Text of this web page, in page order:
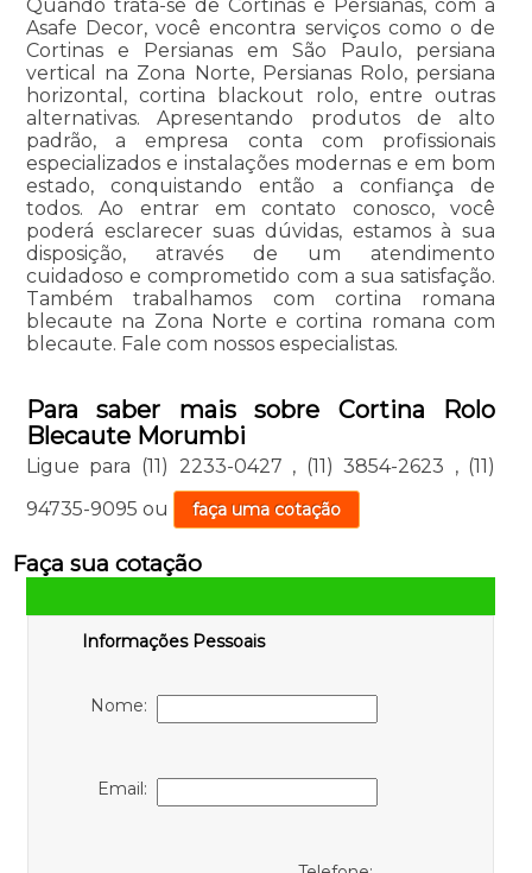
Quando trata-se de Cortinas e Persianas, com a
Asafe Decor, você encontra serviços como o de
Cortinas e Persianas em São Paulo, persiana
vertical na Zona Norte, Persianas Rolo, persiana
horizontal, cortina blackout rolo, entre outras
alternativas. Apresentando produtos de alto
padrão, a empresa conta com profissionais
especializados e instalações modernas e em bom
estado, conquistando então a confiança de
todos. Ao entrar em contato conosco, você
poderá esclarecer suas dúvidas, estamos à sua
disposição, através de um atendimento
cuidadoso e comprometido com a sua satisfação.
Também trabalhamos com cortina romana
blecaute na Zona Norte e cortina romana com
blecaute. Fale com nossos especialistas.
Para saber mais sobre Cortina Rolo
Blecaute Morumbi
Ligue para (11) 2233-0427 , (11) 3854-2623 , (11)
94735-9095 ou faça uma cotação
Faça sua cotação
Informações Pessoais
Nome:
Email: